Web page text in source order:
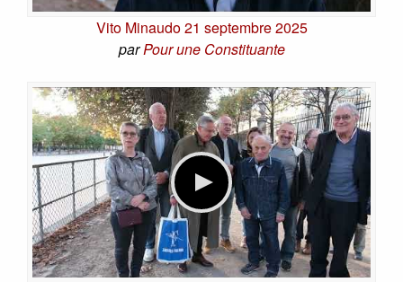
Vito Minaudo 21 septembre 2025
parPour une Constituante